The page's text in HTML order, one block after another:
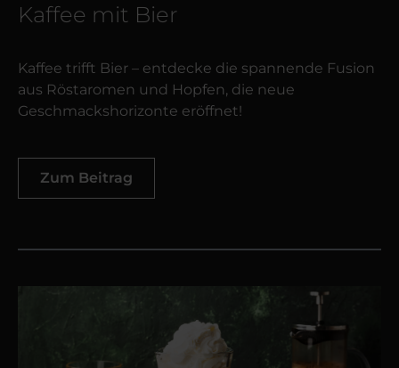
Kaffee mit Bier
Kaffee trifft Bier – entdecke die spannende Fusion
aus Röstaromen und Hopfen, die neue
Geschmackshorizonte eröffnet!
Zum Beitrag